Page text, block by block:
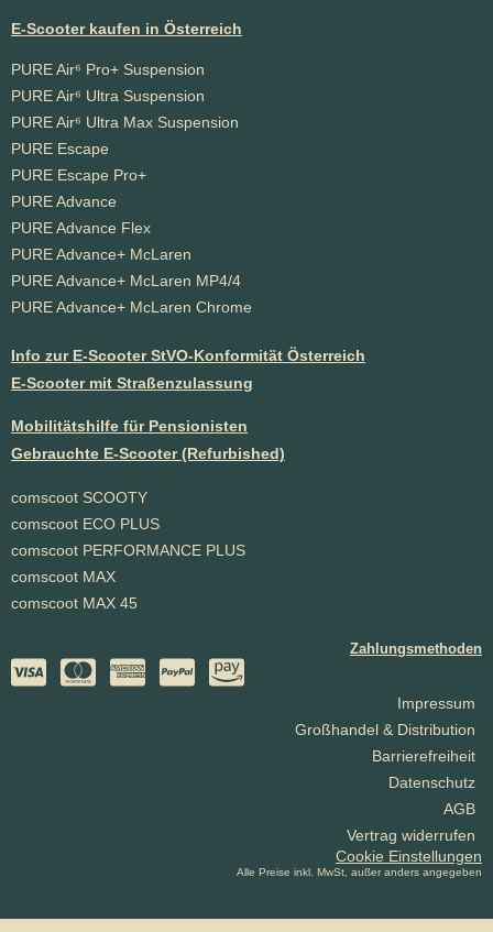
E-Scooter kaufen in Österreich
PURE Air⁶ Pro+ Suspension
PURE Air⁶ Ultra Suspension
PURE Air⁶ Ultra Max Suspension
PURE Escape
PURE Escape Pro+
PURE Advance
PURE Advance Flex
PURE Advance+ McLaren
PURE Advance+ McLaren MP4/4
PURE Advance+ McLaren Chrome
Info zur E-Scooter StVO-Konformität Österreich
E-Scooter mit Straßenzulassung
Mobilitätshilfe für Pensionisten
Gebrauchte E-Scooter (Refurbished)
comscoot SCOOTY
comscoot ECO PLUS
comscoot PERFORMANCE PLUS
comscoot MAX
comscoot MAX 45
Zahlungsmethoden
Impressum
Großhandel & Distribution
Barrierefreiheit
Datenschutz
AGB
Vertrag widerrufen
Cookie Einstellungen
Alle Preise inkl. MwSt, außer anders angegeben